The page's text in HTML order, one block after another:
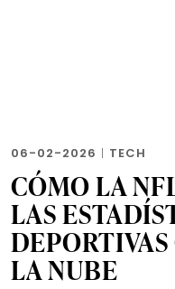
06-02-2026 | TECH
CÓMO LA
LAS
LA NUBE